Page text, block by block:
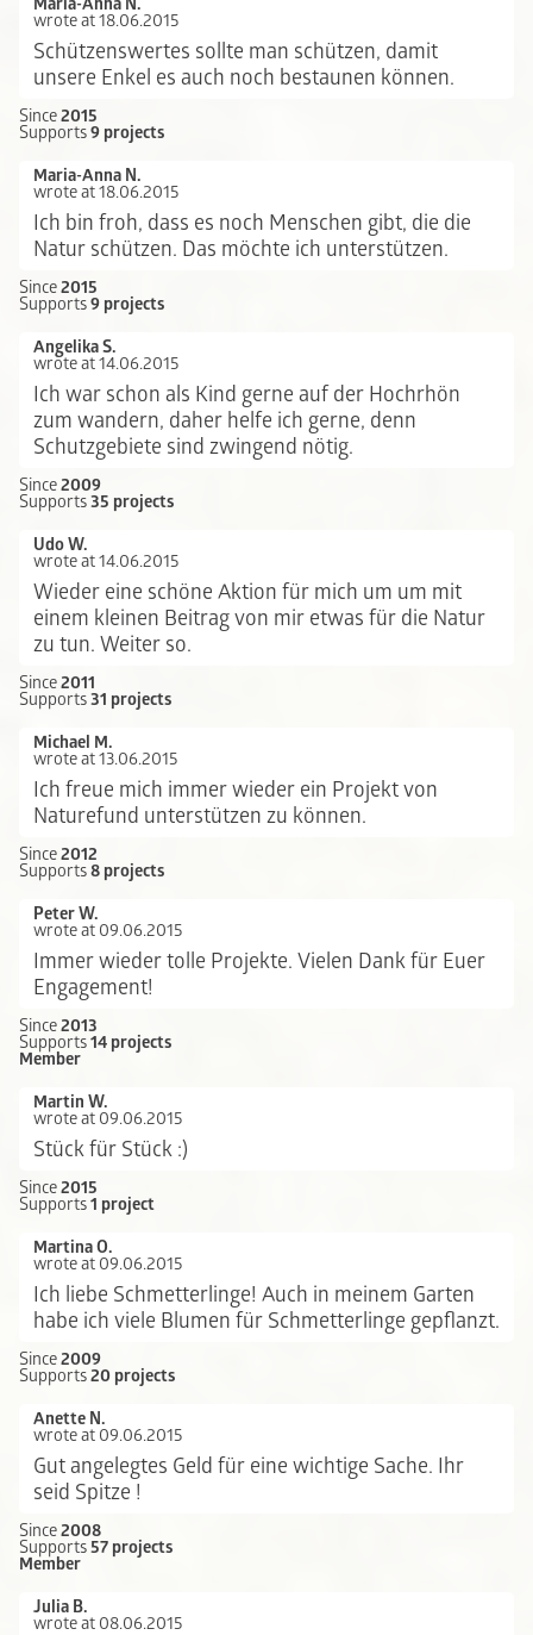
Maria-Anna N.
wrote at 18.06.2015
Schützenswertes sollte man schützen, damit
unsere Enkel es auch noch bestaunen können.
Since2015
Supports9 projects
Maria-Anna N.
wrote at 18.06.2015
Ich bin froh, dass es noch Menschen gibt, die die
Natur schützen. Das möchte ich unterstützen.
Since2015
Supports9 projects
Angelika S.
wrote at 14.06.2015
Ich war schon als Kind gerne auf der Hochrhön
zum wandern, daher helfe ich gerne, denn
Schutzgebiete sind zwingend nötig.
Since2009
Supports35 projects
Udo W.
wrote at 14.06.2015
Wieder eine schöne Aktion für mich um um mit
einem kleinen Beitrag von mir etwas für die Natur
zu tun. Weiter so.
Since2011
Supports31 projects
Michael M.
wrote at 13.06.2015
Ich freue mich immer wieder ein Projekt von
Naturefund unterstützen zu können.
Since2012
Supports8 projects
Peter W.
wrote at 09.06.2015
Immer wieder tolle Projekte. Vielen Dank für Euer
Engagement!
Since2013
Supports14 projects
Member
Martin W.
wrote at 09.06.2015
Stück für Stück :)
Since2015
Supports1 project
Martina O.
wrote at 09.06.2015
Ich liebe Schmetterlinge! Auch in meinem Garten
habe ich viele Blumen für Schmetterlinge gepflanzt.
Since2009
Supports20 projects
Anette N.
wrote at 09.06.2015
Gut angelegtes Geld für eine wichtige Sache. Ihr
seid Spitze !
Since2008
Supports57 projects
Member
Julia B.
wrote at 08.06.2015